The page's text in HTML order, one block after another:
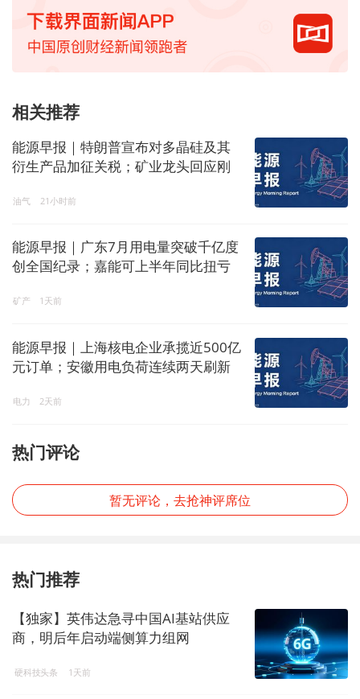
相关推荐
能源早报｜特朗普宣布对多晶硅及其
衍生产品加征关税；矿业龙头回应刚
油气 21小时前
能源早报｜广东7月用电量突破千亿度
创全国纪录；嘉能可上半年同比扭亏
矿产 1天前
能源早报｜上海核电企业承揽近500亿
元订单；安徽用电负荷连续两天刷新
电力 2天前
热门评论
暂无评论，去抢神评席位
热门推荐
【独家】英伟达急寻中国AI基站供应
商，明后年启动端侧算力组网
硬科技头条 1天前